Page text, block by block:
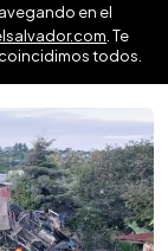
en el
. Te
todos.